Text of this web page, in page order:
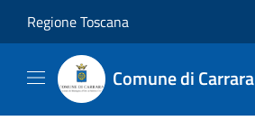
Regione Toscana
Comune di Carrara